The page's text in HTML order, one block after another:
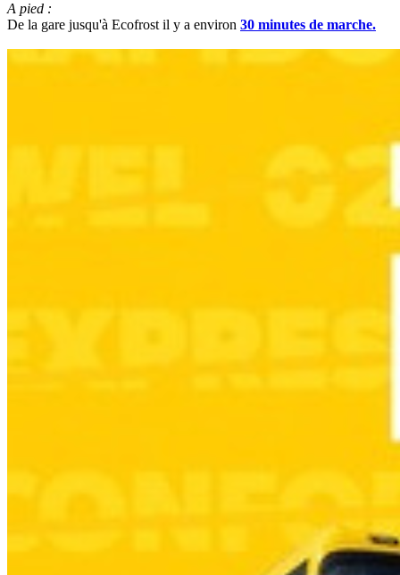
A pied :
De la gare jusqu'à Ecofrost il y a environ 30 minutes de marche.